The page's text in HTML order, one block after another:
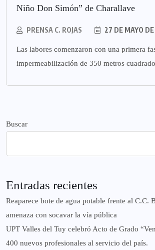
Niño Don Simón” de Charallave
PRENSA C. ROJAS 27 DE MAYO
Las labores comenzaron con una primera
impermeabilización de 350 metros
Buscar
Entradas recientes
Reaparece bote de agua potable frente al C.C.
amenaza con socavar la vía pública
UPT Valles del Tuy celebró Acto de Grado
400 nuevos profesionales al servicio del país.